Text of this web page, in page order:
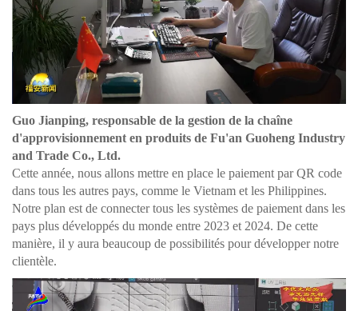
Guo Jianping, responsable de la gestion de la chaîne
d'approvisionnement en produits de Fu'an Guoheng Industry
and Trade Co., Ltd.
Cette année, nous allons mettre en place le paiement par QR code
dans tous les autres pays, comme le Vietnam et les Philippines.
Notre plan est de connecter tous les systèmes de paiement dans les
pays plus développés du monde entre 2023 et 2024. De cette
manière, il y aura beaucoup de possibilités pour développer notre
clientèle.